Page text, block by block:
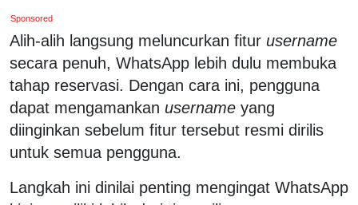
Sponsored
Alih-alih langsung meluncurkan fitur username
secara penuh, WhatsApp lebih dulu membuka
tahap reservasi. Dengan cara ini, pengguna
dapat mengamankan username yang
diinginkan sebelum fitur tersebut resmi dirilis
untuk semua pengguna.
Langkah ini dinilai penting mengingat WhatsApp